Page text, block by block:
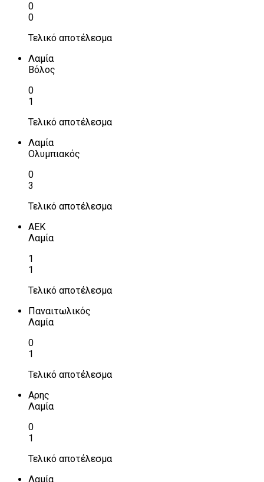
0
0
Τελικό αποτέλεσμα
Λαμία
Βόλος
0
1
Τελικό αποτέλεσμα
Λαμία
Ολυμπιακός
0
3
Τελικό αποτέλεσμα
ΑΕΚ
Λαμία
1
1
Τελικό αποτέλεσμα
Παναιτωλικός
Λαμία
0
1
Τελικό αποτέλεσμα
Αρης
Λαμία
0
1
Τελικό αποτέλεσμα
Λαμία